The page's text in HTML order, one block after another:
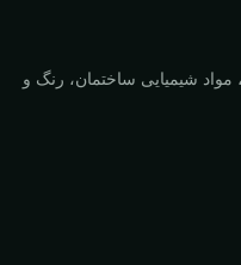
شیمیایی ساختمان، رنگ و